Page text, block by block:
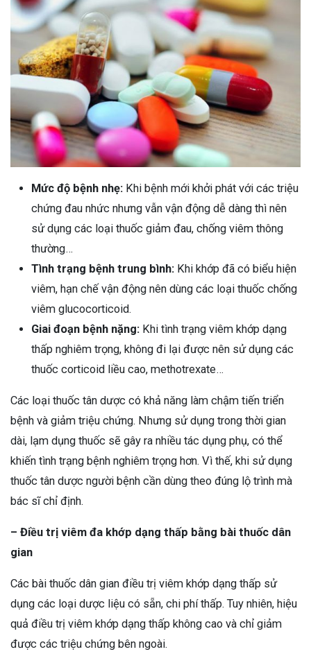
Mức độ bệnh nhẹ: Khi bệnh mới khởi phát với các triệu
chứng đau nhức nhưng vẫn vận động dễ dàng thì nên
sử dụng các loại thuốc giảm đau, chống viêm thông
thường…
Tình trạng bệnh trung bình: Khi khớp đã có biểu hiện
viêm, hạn chế vận động nên dùng các loại thuốc chống
viêm glucocorticoid.
Giai đoạn bệnh nặng: Khi tình trạng viêm khớp dạng
thấp nghiêm trọng, không đi lại được nên sử dụng các
thuốc corticoid liều cao, methotrexate…
Các loại thuốc tân dược có khả năng làm chậm tiến triển
bệnh và giảm triệu chứng. Nhưng sử dụng trong thời gian
dài, lạm dụng thuốc sẽ gây ra nhiều tác dụng phụ, có thể
khiến tình trạng bệnh nghiêm trọng hơn. Vì thế, khi sử dụng
thuốc tân dược người bệnh cần dùng theo đúng lộ trình mà
bác sĩ chỉ định.
– Điều trị viêm đa khớp dạng thấp bằng bài thuốc dân
gian
Các bài thuốc dân gian điều trị viêm khớp dạng thấp sử
dụng các loại dược liệu có sẵn, chi phí thấp. Tuy nhiên, hiệu
quả điều trị viêm khớp dạng thấp không cao và chỉ giảm
được các triệu chứng bên ngoài.